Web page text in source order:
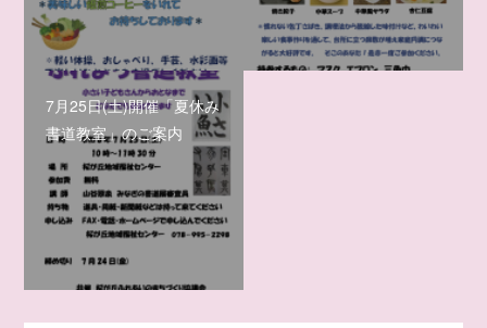
7月25日(土)開催「夏休み
書道教室」のご案内